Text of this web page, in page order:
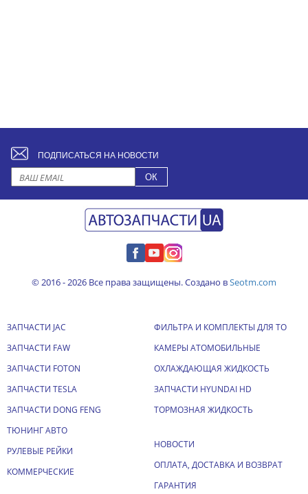
ПОДПИСАТЬСЯ НА НОВОСТИ
© 2016 - 2026 Все права защищены. Создано вSeotm.com
ЗАПЧАСТИ JAC
ЗАПЧАСТИ FAW
ЗАПЧАСТИ FOTON
ЗАПЧАСТИ TESLA
ЗАПЧАСТИ DONG FENG
ТЮНИНГ АВТО
РУЛЕВЫЕ РЕЙКИ
КОММЕРЧЕСКИЕ
ФИЛЬТРА И КОМПЛЕКТЫ ДЛЯ ТО
КАМЕРЫ АТОМОБИЛЬНЫЕ
ОХЛАЖДАЮЩАЯ ЖИДКОСТЬ
ЗАПЧАСТИ HYUNDAI HD
ТОРМОЗНАЯ ЖИДКОСТЬ
НОВОСТИ
ОПЛАТА, ДОСТАВКА И ВОЗВРАТ
ГАРАНТИЯ